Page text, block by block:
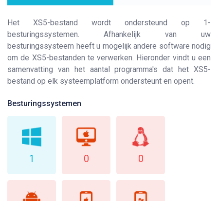
Het XS5-bestand wordt ondersteund op 1-
besturingssystemen. Afhankelijk van uw
besturingssysteem heeft u mogelijk andere software nodig
om de XS5-bestanden te verwerken. Hieronder vindt u een
samenvatting van het aantal programma's dat het XS5-
bestand op elk systeemplatform ondersteunt en opent.
Besturingssystemen
1 0 0